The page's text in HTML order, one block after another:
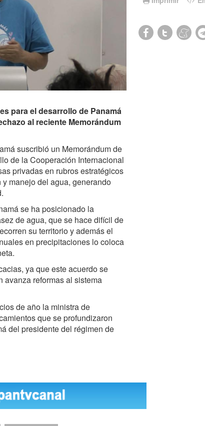
para el desarrollo de Panamá
al reciente Memorándum
suscribió un Memorándum de
de la Cooperación Internacional
privadas en rubros estratégicos
manejo del agua, generando
se ha posicionado la
de agua, que se hace difícil de
su territorio y además el
en precipitaciones lo coloca
ya que este acuerdo se
avanza reformas al sistema
de año la ministra de
que se profundizaron
del presidente del régimen de